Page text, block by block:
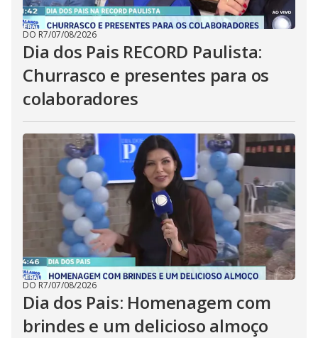
DO R7/07/08/2026
Dia dos Pais RECORD Paulista:
Churrasco e presentes para os
colaboradores
DO R7/07/08/2026
Dia dos Pais: Homenagem com
brindes e um delicioso almoço